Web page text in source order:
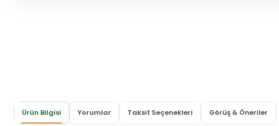
Ürün Bilgisi Yorumlar Taksit Seçenekleri Görüş & Öneriler